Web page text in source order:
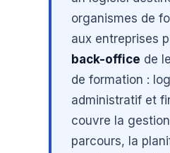
organismes de
aux entreprises
back-office de
de formation :
administratif et
couvre la
parcours, la